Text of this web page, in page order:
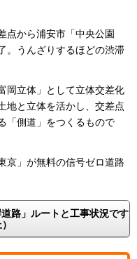
点から浦安市「中央公園
。うんざりするほどの渋滞
岡立体」として立体交差化
地と立体を活かし、交差点
「側道」をつくるもので
京」が無料の信号ゼロ道路
路」ルートと工事状況です